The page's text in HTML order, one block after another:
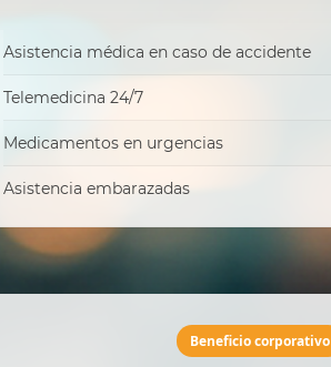
Asistencia médica en caso de accidente
Telemedicina 24/7
Medicamentos en urgencias
Asistencia embarazadas
Beneficio corporativo